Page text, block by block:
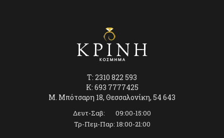
T: 2310 822 593
K: 693 7777425
Μ. Μπότσαρη 18, Θεσσαλονίκη, 54 643
Δευτ-Σαβ: 09:00-15:00
Τρ-Πεμ-Παρ: 18:00-21:00